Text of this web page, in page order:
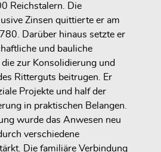
Reichstalern. Die
Zinsen quittierte er am
Darüber hinaus setzte er
und bauliche
zur Konsolidierung und
Ritterguts beitrugen. Er
Projekte und half der
in praktischen Belangen.
wurde das Anwesen neu
verschiedene
Die familiäre Verbindung